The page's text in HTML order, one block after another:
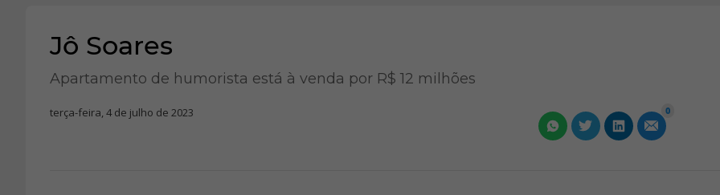
Jô Soares
Apartamento de humorista está à venda por R$ 12 milhões
terça-feira, 4 de julho de 2023 0